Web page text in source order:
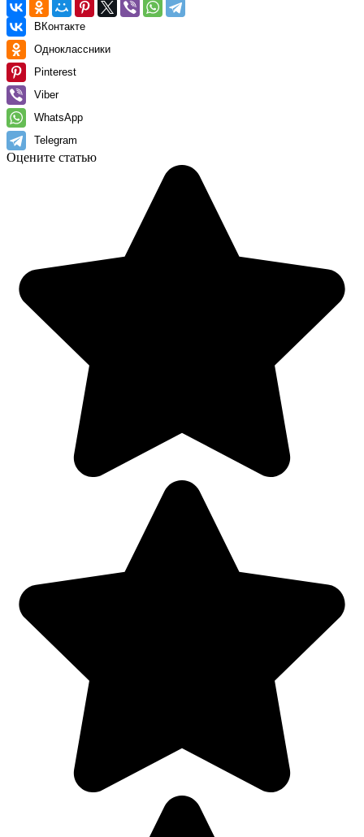
ВКонтакте
Одноклассники
Pinterest
Viber
WhatsApp
Telegram
Оцените статью